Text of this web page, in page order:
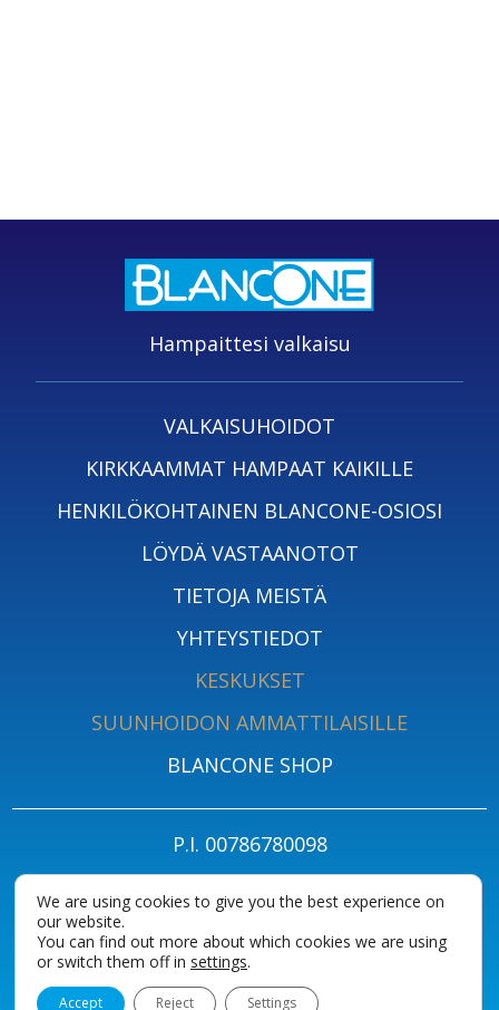
Hampaittesi valkaisu
VALKAISUHOIDOT
KIRKKAAMMAT HAMPAAT KAIKILLE
HENKILÖKOHTAINEN BLANCONE-OSIOSI
LÖYDÄ VASTAANOTOT
TIETOJA MEISTÄ
YHTEYSTIEDOT
KESKUKSET
SUUNHOIDON AMMATTILAISILLE
BLANCONE SHOP
P.I. 00786780098
PRIVACY POLICY FOR PATIENTS TIETOSUOJAKÄYTÄNTÖ
EVÄSTEET
We are using cookies to give you the best experience on
our website.
You can find out more about which cookies we are using
or switch them off in settings.
Accept Reject Settings